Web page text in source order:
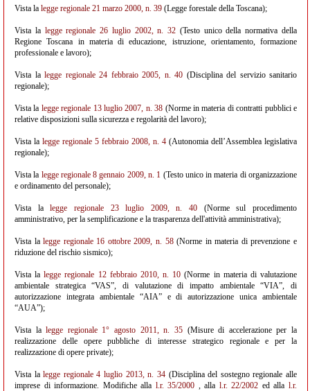
Vista la legge regionale 21 marzo 2000, n. 39 (Legge forestale della Toscana);
Vista la legge regionale 26 luglio 2002, n. 32 (Testo unico della normativa della
Regione Toscana in materia di educazione, istruzione, orientamento, formazione
professionale e lavoro);
Vista la legge regionale 24 febbraio 2005, n. 40 (Disciplina del servizio sanitario
regionale);
Vista la legge regionale 13 luglio 2007, n. 38 (Norme in materia di contratti pubblici e
relative disposizioni sulla sicurezza e regolarità del lavoro);
Vista la legge regionale 5 febbraio 2008, n. 4 (Autonomia dell’Assemblea legislativa
regionale);
Vista la legge regionale 8 gennaio 2009, n. 1 (Testo unico in materia di organizzazione
e ordinamento del personale);
Vista lalegge regionale 23 luglio 2009, n. 40 (Norme sul procedimento
amministrativo, per la semplificazione e la trasparenza dell'attività amministrativa);
Vista lalegge regionale 16 ottobre 2009, n. 58(Norme in materia di prevenzione e
riduzione del rischio sismico);
Vista lalegge regionale 12 febbraio 2010, n. 10 (Norme in materia di valutazione
ambientale strategica “VAS”, di valutazione di impatto ambientale “VIA”, di
autorizzazione integrata ambientale “AIA” e di autorizzazione unica ambientale
“AUA”);
Vista lalegge regionale 1° agosto 2011, n. 35(Misure di accelerazione per la
realizzazione delle opere pubbliche di interesse strategico regionale e per la
realizzazione di opere private);
Vista lalegge regionale 4 luglio 2013, n. 34(Disciplina del sostegno regionale alle
imprese di informazione. Modifiche alla l.r. 35/2000 , alla l.r. 22/2002 ed allal.r.